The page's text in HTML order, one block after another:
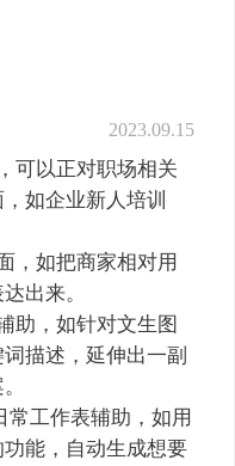
2023.09.15
可以正对职场相关
如企业新人培训
，如把商家相对用
出来。
助，如针对文生图
描述，延伸出一副
常工作表辅助，如用
能，自动生成想要